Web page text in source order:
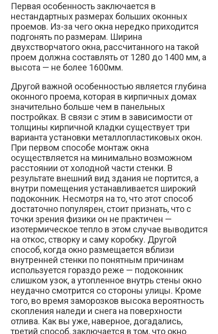
Первая особенность заключается в
нестандартных размерах больших оконных
проемов. Из-за чего окна нередко приходится
подгонять по размерам. Ширина
двухстворчатого окна, рассчитанного на такой
проем должна составлять от 1280 до 1400 мм, а
высота — не более 1600мм.
Другой важной особенностью является глубина
оконного проема, которая в кирпичных домах
значительно больше чем в панельных
постройках. В связи с этим в зависимости от
толщины кирпичной кладки существует три
варианта установки металлопластиковых окон.
При первом способе монтаж окна
осуществляется на минимально возможном
расстоянии от холодной части стенки. В
результате внешний вид здания не портится, а
внутри помещения устанавливается широкий
подоконник. Несмотря на то, что этот способ
достаточно популярен, стоит признать, что с
точки зрения физики он не практичен —
изотермическое тепло в этом случае выводится
на откос, створку и саму коробку. Другой
способ, когда окно размещается вблизи
внутренней стенки по понятным причинам
используется гораздо реже — подоконник
слишком узок, а утопленное внутрь стены окно
неудачно смотрится со стороны улицы. Кроме
того, во время заморозков высока вероятность
скопления наледи и снега на поверхности
отлива. Как вы уже, наверное, догадались,
третий способ, заключается в том, что окно